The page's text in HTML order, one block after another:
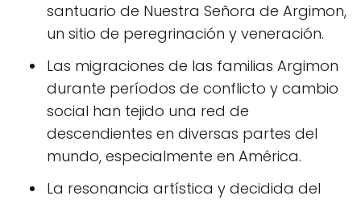
santuario de Nuestra Señora de Argimon,
un sitio de peregrinación y veneración.
Las migraciones de las familias Argimon
durante períodos de conflicto y cambio
social han tejido una red de
descendientes en diversas partes del
mundo, especialmente en América.
La resonancia artística y decidida del